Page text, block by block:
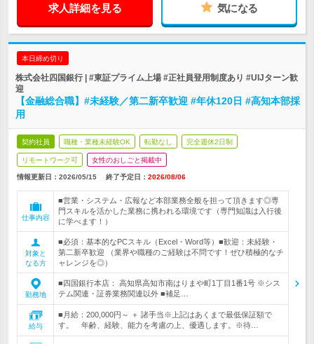
求人詳細を見る 気になる
本日締め切り
株式会社四国銀行 | #東証プライム上場 #正社員登用制度あり #UIJターン歓
迎
【金融総合職】#未経験／第二新卒歓迎 #年休120日 #高知本部採
用
契約社員 職種・業種未経験OK 転勤なし 完全週休2日制
リモートワーク可 女性のおしごと掲載中
情報更新日：2026/05/15 終了予定日： 2026/08/06
仕事内容
■営業・システム・広報など本部業務全般を担って頂きます◎専
門スキルを活かした業務に携われる環境です（専門知識は入行後
に学べます！）
対象と
なる方
■必須：基本的なPCスキル（Excel・Word等）■歓迎：未経験・
第二新卒歓迎 （業界や職種のご経験は不問です！ぜひ積極的なチ
ャレンジを◎）
勤務地
■四国銀行本店： 高知県高知市南はりまや町1丁目1番1号 ※シス
テム関連・証券業務関連以外 ■補足…
給与
■月給：200,000円～ ＋ 諸手当※上記はあくまで最低保証額で
す。 年齢、経験、能力を考慮の上、優遇します。※待…